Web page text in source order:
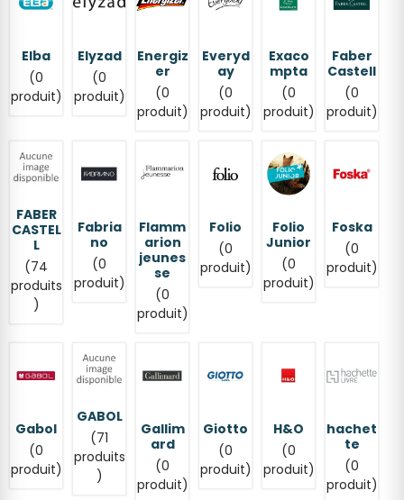
Elba
(0
produit)
Elyzad
(0
produit)
Energiz
er
(0
produit)
Everyd
ay
(0
produit)
Exaco
mpta
(0
produit)
Faber
Castell
(0
produit)
FABER
CASTEL
L
(74
produits
)
Fabria
no
(0
produit)
Flamm
arion
jeunes
se
(0
produit)
Folio
(0
produit)
Folio
Junior
(0
produit)
Foska
(0
produit)
Gabol
(0
produit)
GABOL
(71
produits
)
Gallim
ard
(0
produit)
Giotto
(0
produit)
H&O
(0
produit)
hachet
te
(0
produit)